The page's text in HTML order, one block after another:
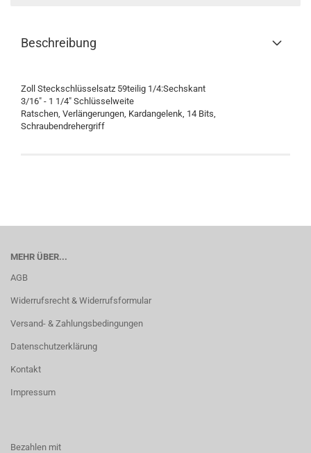
Beschreibung
Zoll Steckschlüsselsatz 59teilig 1/4:Sechskant
3/16" - 1 1/4" Schlüsselweite
Ratschen, Verlängerungen, Kardangelenk, 14 Bits,
Schraubendrehergriff
MEHR ÜBER...
AGB
Widerrufsrecht & Widerrufsformular
Versand- & Zahlungsbedingungen
Datenschutzerklärung
Kontakt
Impressum
Bezahlen mit